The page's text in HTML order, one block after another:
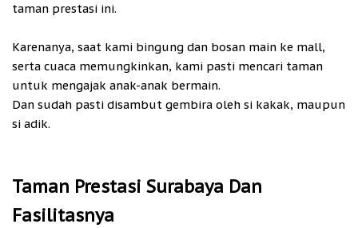
taman prestasi ini.
Karenanya, saat kami bingung dan bosan main ke mall,
serta cuaca memungkinkan, kami pasti mencari taman
untuk mengajak anak-anak bermain.
Dan sudah pasti disambut gembira oleh si kakak, maupun
si adik.
Taman Prestasi Surabaya Dan
Fasilitasnya